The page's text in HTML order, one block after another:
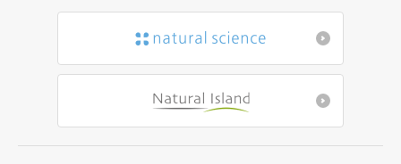
さとうきび、ヤシを高いレ
いアミノ酸洗浄成分を配
成分を含むものに比べて